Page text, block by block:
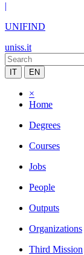
|
UNIFIND
uniss.it
IT EN
×
Home
Degrees
Courses
Jobs
People
Outputs
Organizations
Third Mission